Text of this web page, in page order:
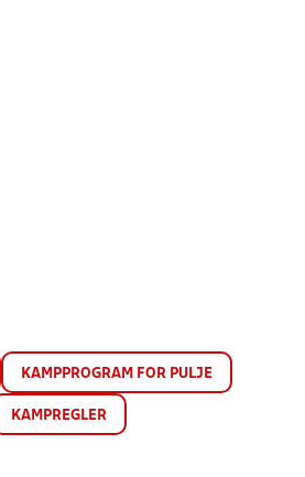
KAMPPROGRAM FOR PULJE
KAMPREGLER